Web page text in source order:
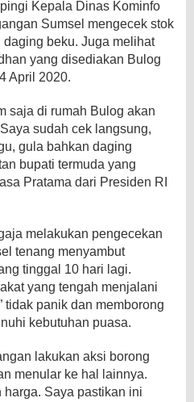
Kepala Dinas Kominfo
Sumsel mengecek stok
beku. Juga melihat
yang disediakan Bulog
April 2020.
saja di rumah Bulog akan
sudah cek langsung,
gula bahkan daging
bupati termuda yang
Pratama dari Presiden RI
melakukan pengecekan
tenang menyambut
tinggal 10 hari lagi.
yang tengah menjalani
tidak panik dan memborong
kebutuhan puasa.
lakukan aksi borong
menular ke hal lainnya.
Saya pastikan ini